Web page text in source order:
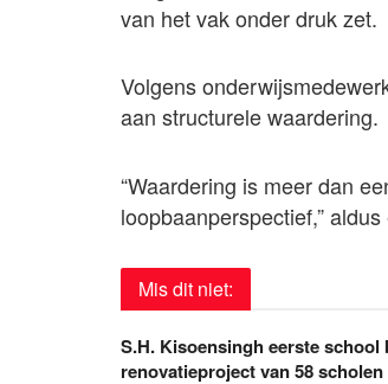
van het vak onder druk zet.
Volgens
aan structurele waardering.
“Waardering is meer dan
loopbaanperspectief,”
Mis dit niet:
S.H. Kisoensingh eerste school
renovatieproject van 58 scholen